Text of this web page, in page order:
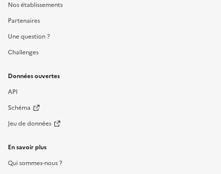
Nos établissements
Partenaires
Une question ?
Challenges
Données ouvertes
API
Schéma
Jeu de données
En savoir plus
Qui sommes-nous ?